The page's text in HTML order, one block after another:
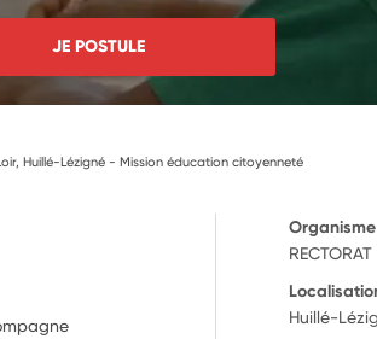
JE POSTULE
Huillé-Lézigné - Mission éducation citoyenneté
Organisme
Huillé-